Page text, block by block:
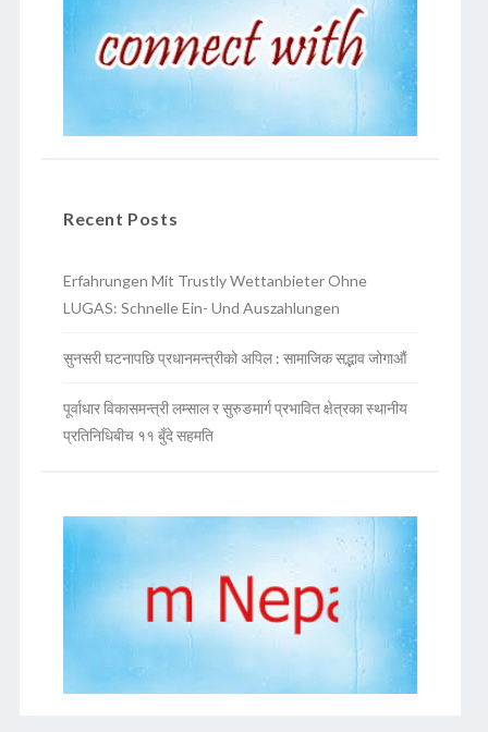
Recent Posts
Erfahrungen Mit Trustly Wettanbieter Ohne
LUGAS: Schnelle Ein- Und Auszahlungen
सुनसरी घटनापछि प्रधानमन्त्रीको अपिल : सामाजिक सद्भाव जोगाऔं
पूर्वाधार विकासमन्त्री लम्साल र सुरुङमार्ग प्रभावित क्षेत्रका स्थानीय
प्रतिनिधिबीच ११ बुँदे सहमति